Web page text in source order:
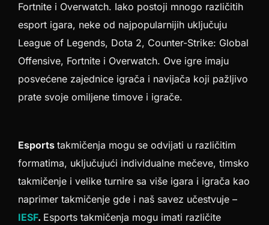
Fortnite i Overwatch. Iako postoji mnogo različitih
esport igara, neke od najpopularnijih uključuju
League of Legends, Dota 2, Counter-Strike: Global
Offensive, Fortnite i Overwatch. Ove igre imaju
posvećene zajednice igrača i navijača koji pažljivo
prate svoje omiljene timove i igrače.
Esports takmičenja mogu se odvijati u različitim
formatima, uključujući individualne mečeve, timsko
takmičenje i velike turnire sa više igara i igrača kao
naprimer takmičenje gde i naš savez učestvuje –
IESF. Esports takmičenja mogu imati različite